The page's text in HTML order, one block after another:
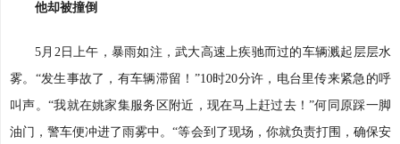
他却被撞倒
5月2日上午，暴雨如注，武大高速上疾驰而过的车辆溅起层层水
雾。“发生事故了，有车辆滞留！”10时20分许，电台里传来紧急的呼
叫声。“我就在姚家集服务区附近，现在马上赶过去！”何同原踩一脚
油门，警车便冲进了雨雾中。“等会到了现场，你就负责打围，确保安